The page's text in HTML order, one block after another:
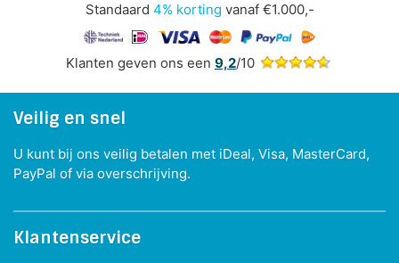
Standaard 4% korting vanaf €1.000,-
Klanten geven ons een 9,2/10
Veilig en snel
U kunt bij ons veilig betalen met iDeal, Visa, MasterCard,
PayPal of via overschrijving.
Klantenservice